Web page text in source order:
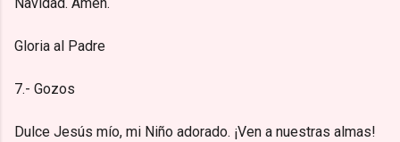
Navidad. Amén.
Gloria al Padre
7.- Gozos
Dulce Jesús mío, mi Niño adorado. ¡Ven a nuestras almas!